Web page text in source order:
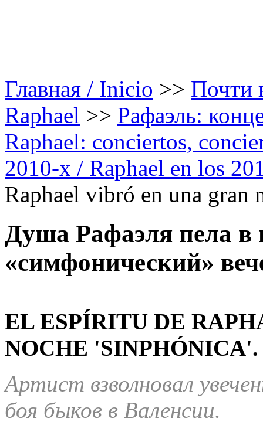
Главная / Inicio >> Почти
Raphael >> Рафаэль:
Raphael: conciertos,
2010-х / Raphael en los
Raphael vibró en una gran
Душа Рафаэля пела в
«симфонический»
EL ESPÍRITU DE
NOCHE
Артист взволновал
боя быков в Валенсии.